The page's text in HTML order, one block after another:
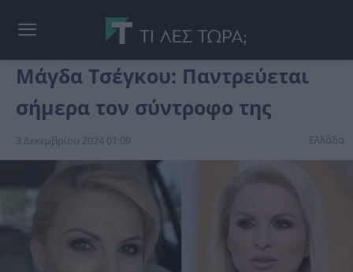
Μάγδα Τσέγκου: Παντρεύεται
σήμερα τον σύντροφο της
3 Δεκεμβρίου 2024 01:09 Ελλάδα